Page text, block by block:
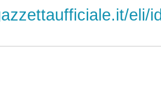
eli/